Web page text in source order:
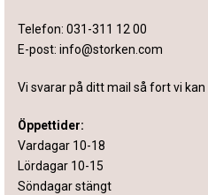
Telefon: 031-311 12 00
E-post: info@storken.com
Vi svarar på ditt mail så fort vi kan
Öppettider:
Vardagar 10-18
Lördagar 10-15
Söndagar stängt